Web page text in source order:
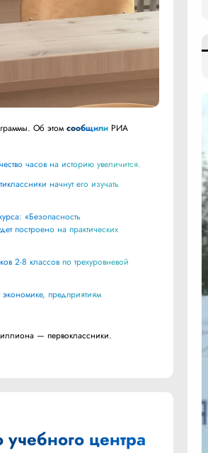
Об этомсообщили РИА
часов на историю увеличится.
построено на практических
— первоклассники.
центра